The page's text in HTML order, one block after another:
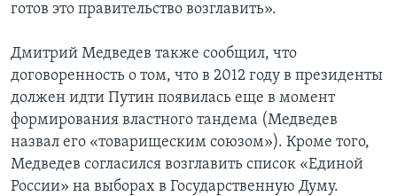
готов это правительство возглавить».
Дмитрий Медведев также сообщил, что
договоренность о том, что в 2012 году в президенты
должен идти Путин появилась еще в момент
формирования властного тандема (Медведев
назвал его «товарищеским союзом»). Кроме того,
Медведев согласился возглавить список «Единой
России» на выборах в Государственную Думу.